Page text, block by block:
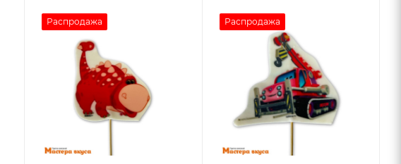
Распродажа Распродажа